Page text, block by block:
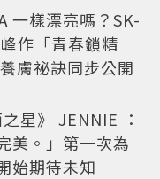
一樣漂亮嗎？SK-
作「青春鎖精
膚祕訣同步公開
之星》 JENNIE ：
美。」第一次為
始期待未知